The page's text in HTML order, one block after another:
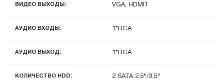
ВИДЕО ВЫХОДЫ: VGA, HDMI1
АУДИО ВХОДЫ: 1*RCA
АУДИО ВЫХОД: 1*RCA
КОЛИЧЕСТВО HDD: 2 SATA 2.5"/3.5"